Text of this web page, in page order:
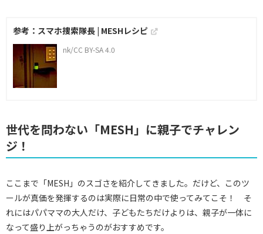
参考：スマホ捜索隊長 | MESHレシピ
nk/CC BY-SA 4.0
世代を問わない「MESH」に親子でチャレン
ジ！
ここまで「MESH」のスゴさを紹介してきました。だけど、このツ
ールが真価を発揮するのは実際に日常の中で使ってみてこそ！ そ
れにはパパママの大人だけ、子どもたちだけよりは、親子が一体に
なって盛り上がっちゃうのがおすすめです。